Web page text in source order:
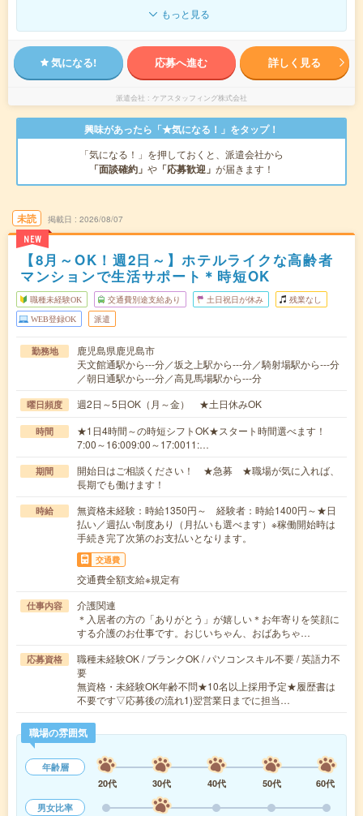
もっと見る
気になる! 応募へ進む 詳しく見る
派遣会社 ケアスタッフィング株式会社
興味があったら「★気になる！」をタップ！
「気になる！」を押しておくと、派遣会社から
「面談確約」 や 「応募歓迎」 が届きます！
未読
NEW
掲載日 2026/08/07
【8月～OK！週2日～】ホテルライクな高齢者
マンションで生活サポート＊時短OK
職種未経験OK 交通費別途支給あり 土日祝日が休み 残業なし
WEB登録OK 派遣
勤務地
鹿児島県鹿児島市
天文館通駅から---分／坂之上駅から---分／騎射場駅から---分
／朝日通駅から---分／高見馬場駅から---分
曜日頻度 週2日～5日OK（月～金） ★土日休みOK
時間
★1日4時間～の時短シフトOK★スタート時間選べます！
7:00～16:009:00～17:0011:…
期間
開始日はご相談ください！ ★急募 ★職場が気に入れば、
長期でも働けます！
時給
無資格未経験：時給1350円～ 経験者：時給1400円～★日
払い／週払い制度あり（月払いも選べます）※稼働開始時は
手続き完了次第のお支払いとなります。
交通費
交通費全額支給※規定有
仕事内容
介護関連
＊入居者の方の「ありがとう」が嬉しい＊お年寄りを笑顔に
する介護のお仕事です。おじいちゃん、おばあちゃ…
応募資格
職種未経験OK / ブランクOK / パソコンスキル不要 / 英語力不
要
無資格・未経験OK年齢不問★10名以上採用予定★履歴書は
不要です▽応募後の流れ1)翌営業日までに担当…
職場の雰囲気
年齢層
20代
30代 40代 50代
60代
男女比率